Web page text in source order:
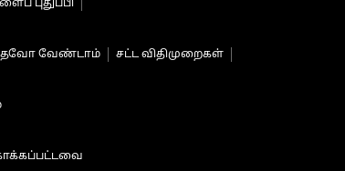
புதுப்பி
வேண்டாம் சட்ட விதிமுறைகள்